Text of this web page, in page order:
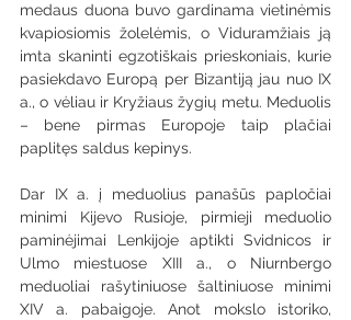
medaus duona buvo gardinama vietinėmis
kvapiosiomis žolelėmis, o Viduramžiais ją
imta skaninti egzotiškais prieskoniais, kurie
pasiekdavo Europą per Bizantiją jau nuo IX
a., o vėliau ir Kryžiaus žygių metu. Meduolis
– bene pirmas Europoje taip plačiai
paplitęs saldus kepinys.
Dar IX a. į meduolius panašūs papločiai
minimi Kijevo Rusioje, pirmieji meduolio
paminėjimai Lenkijoje aptikti Svidnicos ir
Ulmo miestuose XIII a., o Niurnbergo
meduoliai rašytiniuose šaltiniuose minimi
XIV a. pabaigoje. Anot mokslo istoriko,